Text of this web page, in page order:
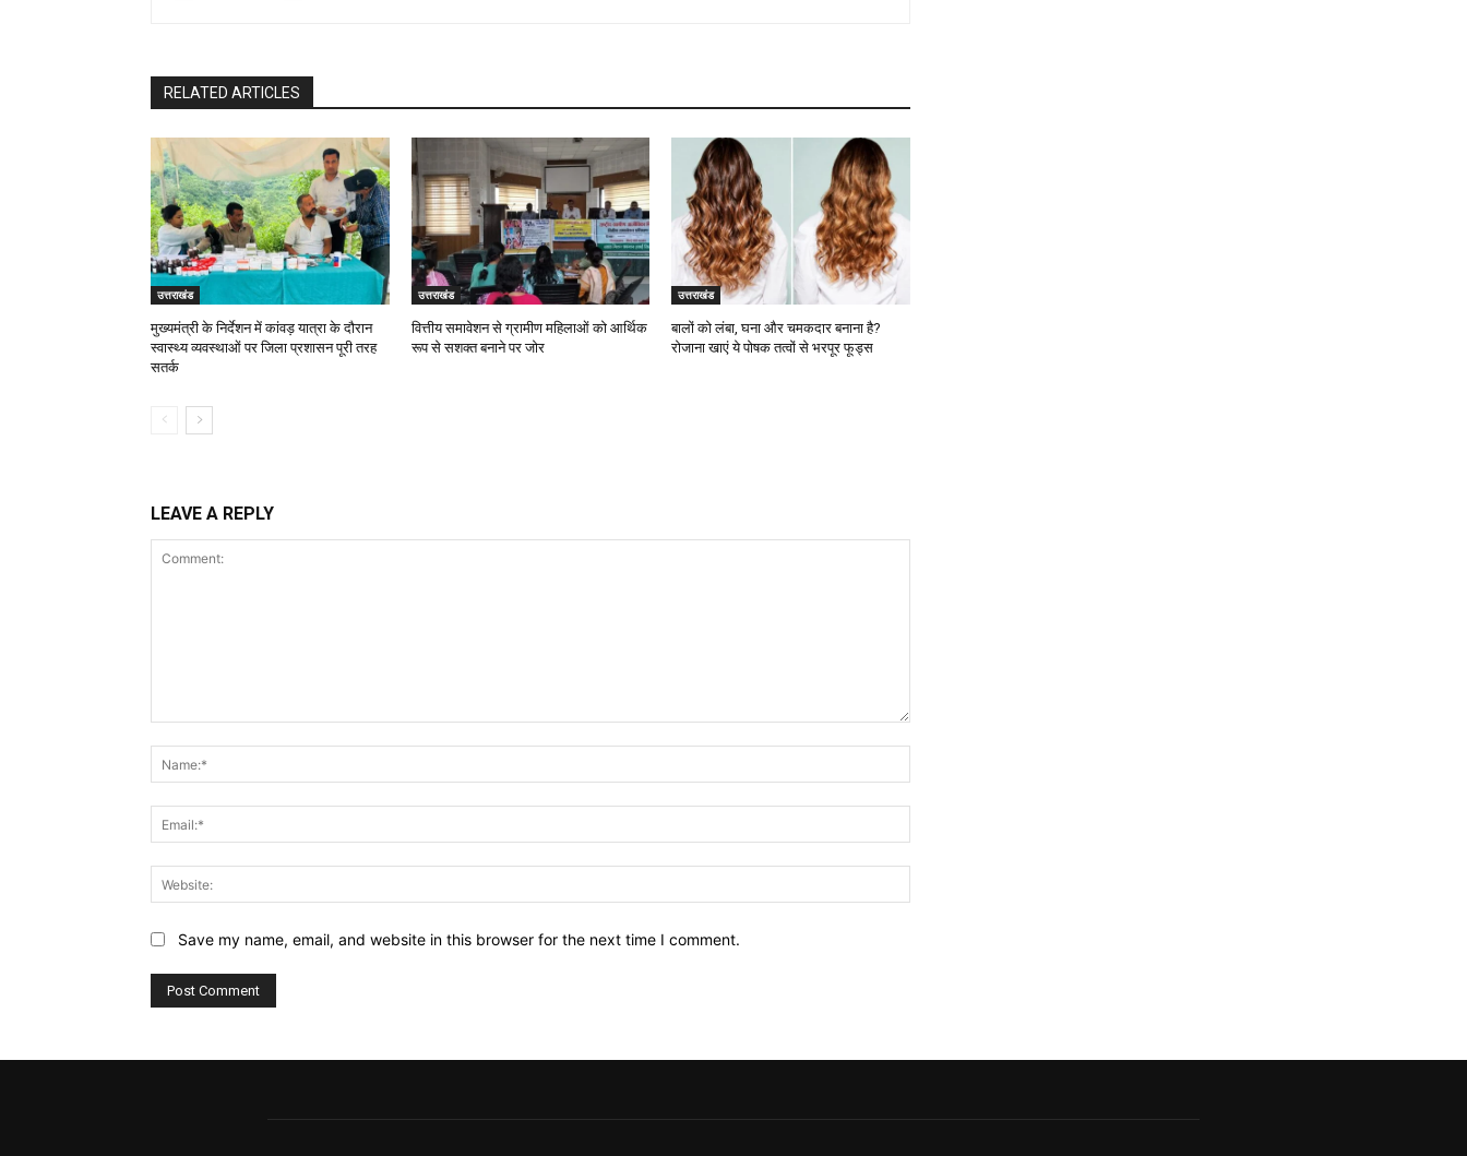
RELATED ARTICLES
उत्तराखंड
मुख्यमंत्री के निर्देशन में कांवड़ यात्रा के दौरान
स्वास्थ्य व्यवस्थाओं पर जिला प्रशासन पूरी तरह
सतर्क
उत्तराखंड
वित्तीय समावेशन से ग्रामीण महिलाओं को आर्थिक
रूप से सशक्त बनाने पर जोर
उत्तराखंड
बालों को लंबा, घना और चमकदार बनाना है?
रोजाना खाएं ये पोषक तत्वों से भरपूर फूड्स
LEAVE A REPLY
Save my name, email, and website in this browser for the next time I comment.